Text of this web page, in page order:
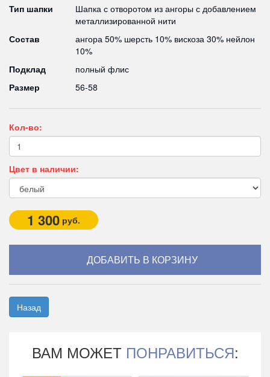
Тип шапки
Шапка с отворотом из ангоры с добавлением
металлизированной нити
Состав
ангора 50% шерсть 10% вискоза 30% нейлон
10%
Подклад
полный флис
Размер
56-58
Кол-во:
Цвет в наличии:
1 300 руб.
Назад
ВАМ МОЖЕТ ПОНРАВИТЬСЯ: